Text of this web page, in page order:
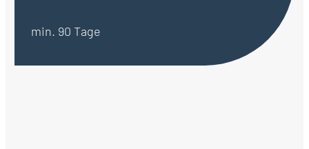
min. 90 Tage